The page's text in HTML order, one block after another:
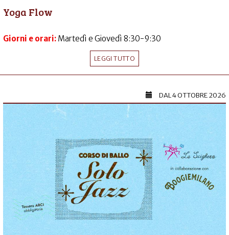
Yoga Flow
Giorni e orari: Martedì e Giovedì 8:30-9:30
LEGGI TUTTO
DAL4 OTTOBRE 2026